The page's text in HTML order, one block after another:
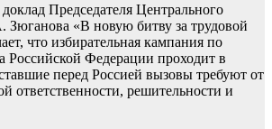
Председателя Центрального
«В новую битву за трудовой
что избирательная кампания по
Российской Федерации проходит в
перед Россией вызовы требуют от
ответственности, решительности и